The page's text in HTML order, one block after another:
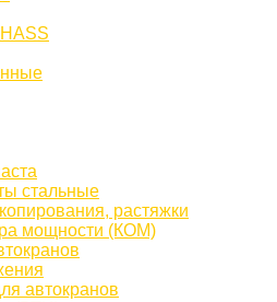
стальные
растяжки
мощности (КОМ)
автокранов